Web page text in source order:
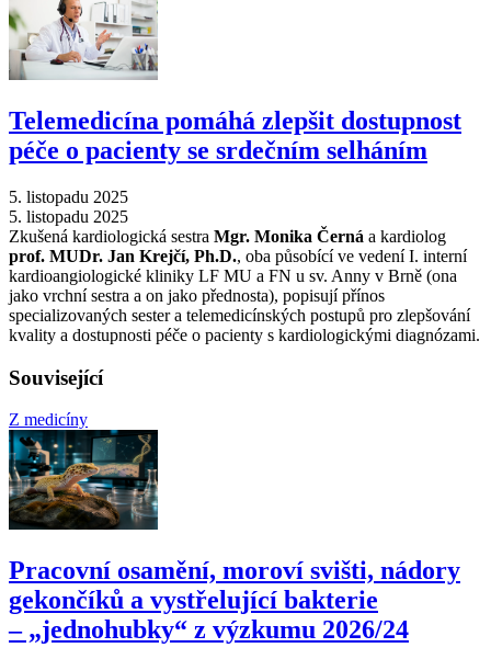
Telemedicína pomáhá zlepšit dostupnost
péče o pacienty se srdečním selháním
5. listopadu 2025
5. listopadu 2025
Zkušená kardiologická sestra Mgr. Monika Černá a kardiolog
prof. MUDr. Jan Krejčí, Ph.D., oba působící ve vedení I. interní
kardioangiologické kliniky LF MU a FN u sv. Anny v Brně (ona
jako vrchní sestra a on jako přednosta), popisují přínos
specializovaných sester a telemedicínských postupů pro zlepšování
kvality a dostupnosti péče o pacienty s kardiologickými diagnózami.
Související
Z medicíny
Pracovní osamění, moroví svišti, nádory
gekončíků a vystřelující bakterie
–⁠ „jednohubky“ z výzkumu 2026/24